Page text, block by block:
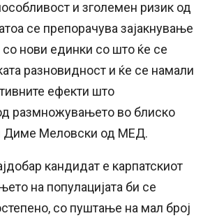
и зголемен ризик од
се препорачува зајакнување
со нови единки со што ќе се
разновидност и ќе се намали
ефекти што
размножувањето во блиско
Диме Меловски од МЕД.
кандидат е карпатскиот
на популацијата би се
со пуштање на мал број